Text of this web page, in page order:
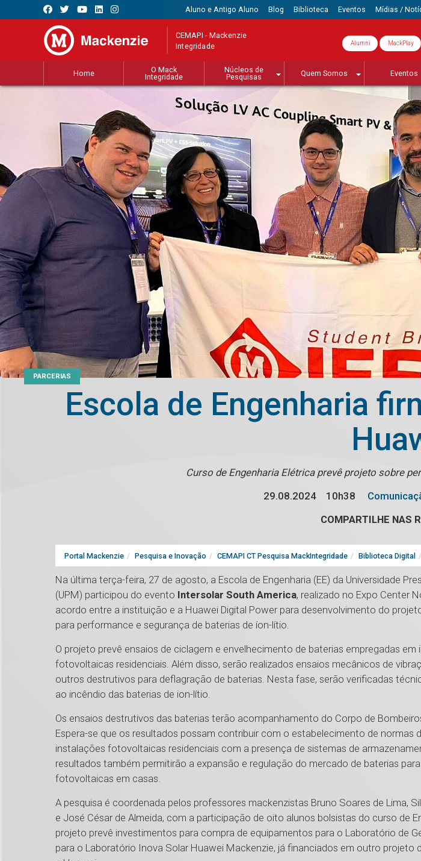
Aluno e Antigo Aluno Blog Biblioteca Eventos Mídias /
CEMAPI - Mackenzie
Integridade Alumni MackPlay
Home
O Mack
Integridade
Núcleos de
Pesquisas
Quem Somos Eventos
PARCERIAS
Escola de Engenharia
Curso de Engenharia Elétrica prevê projeto sobre
29.08.2024
10h38
COMPARTILHE NAS
Portal Mackenzie Pesquisa e Inovação CEMAPI CT Pesquisa MackIntegridade Biblioteca Digital
Na última terça-feira, 27 de agosto, a Escola de Engenharia (EE) da Universidade
(UPM) participou do evento Intersolar South America, realizado no Expo Center
acordo entre a instituição e a Huawei Digital Power para desenvolvimento do
para performance e segurança de baterias de íon-lítio.
O projeto prevê ensaios de ciclagem e envelhecimento de baterias empregadas em
fotovoltaicas residenciais. Além disso, serão realizados ensaios mecânicos de
outros destrutivos para deflagração de baterias. Nesta fase, serão verificadas
ao incêndio das baterias de ion-lítio.
Os ensaios destrutivos das baterias terão acompanhamento do Corpo de
Espera-se que os resultados possam contribuir com o estabelecimento de normas
instalações fotovoltaicas residenciais com a presença de sistemas de
resultados também permitirão a expansão e regulação do mercado de baterias
fotovoltaicas em casas.
A pesquisa é coordenada pelos professores mackenzistas Bruno Soares de Lima,
e José César de Almeida, com a participação de oito alunos bolsistas do curso de
projeto prevê investimentos para compra de equipamentos para o Laboratório de
para o Laboratório Inova Solar Huawei Mackenzie, já financiados em outro projeto